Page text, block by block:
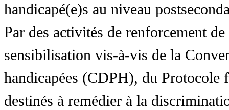
handicapé(e)s au niveau
Par des activités de renforcement
sensibilisation vis-à-vis de la
handicapées (CDPH), du Protocole
destinés à remédier à la